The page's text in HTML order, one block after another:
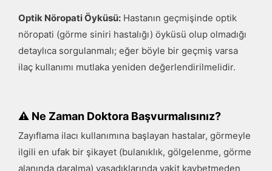
Optik Nöropati Öyküsü: Hastanın geçmişinde optik
nöropati (görme siniri hastalığı) öyküsü olup olmadığı
detaylıca sorgulanmalı; eğer böyle bir geçmiş varsa
ilaç kullanımı mutlaka yeniden değerlendirilmelidir.
⚠ Ne Zaman Doktora Başvurmalısınız?
Zayıflama ilacı kullanımına başlayan hastalar, görmeyle
ilgili en ufak bir şikayet (bulanıklık, gölgelenme, görme
alanında daralma) yaşadıklarında vakit kaybetmeden